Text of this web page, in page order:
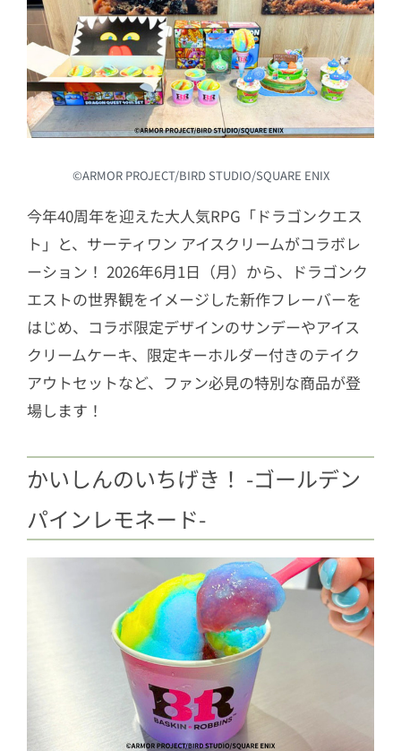
©ARMOR PROJECT/BIRD STUDIO/SQUARE ENIX
今年40周年を迎えた大人気RPG「ドラゴンクエス
ト」と、サーティワン アイスクリームがコラボレ
ーション！ 2026年6月1日（月）から、ドラゴンク
エストの世界観をイメージした新作フレーバーを
はじめ、コラボ限定デザインのサンデーやアイス
クリームケーキ、限定キーホルダー付きのテイク
アウトセットなど、ファン必見の特別な商品が登
場します！
かいしんのいちげき！ -ゴールデン
パインレモネード-